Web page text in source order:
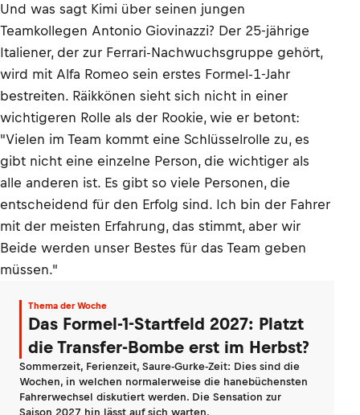
Und was sagt Kimi über seinen jungen
Teamkollegen Antonio Giovinazzi? Der 25-jährige
Italiener, der zur Ferrari-Nachwuchsgruppe gehört,
wird mit Alfa Romeo sein erstes Formel-1-Jahr
bestreiten. Räikkönen sieht sich nicht in einer
wichtigeren Rolle als der Rookie, wie er betont:
"Vielen im Team kommt eine Schlüsselrolle zu, es
gibt nicht eine einzelne Person, die wichtiger als
alle anderen ist. Es gibt so viele Personen, die
entscheidend für den Erfolg sind. Ich bin der Fahrer
mit der meisten Erfahrung, das stimmt, aber wir
Beide werden unser Bestes für das Team geben
müssen."
Thema der Woche
Das Formel-1-Startfeld 2027: Platzt
die Transfer-Bombe erst im Herbst?
Sommerzeit, Ferienzeit, Saure-Gurke-Zeit: Dies sind die
Wochen, in welchen normalerweise die hanebüchensten
Fahrerwechsel diskutiert werden. Die Sensation zur
Saison 2027 hin lässt auf sich warten.